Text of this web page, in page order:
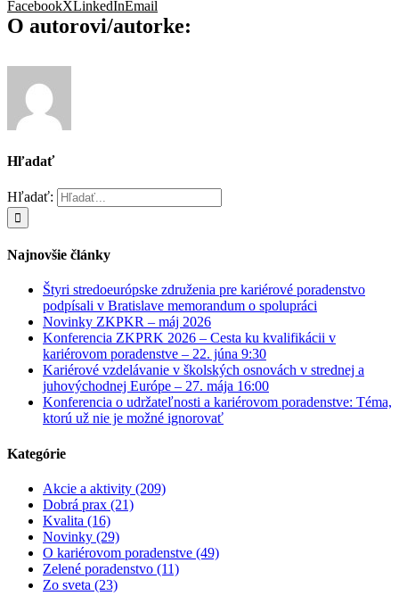
FacebookXLinkedInEmail
O autorovi/autorke:
Hľadať
Hľadať:
Najnovšie články
Štyri stredoeurópske združenia pre kariérové poradenstvo
podpísali v Bratislave memorandum o spolupráci
Novinky ZKPKR – máj 2026
Konferencia ZKPRK 2026 – Cesta ku kvalifikácii v
kariérovom poradenstve – 22. júna 9:30
Kariérové vzdelávanie v školských osnovách v strednej a
juhovýchodnej Európe – 27. mája 16:00
Konferencia o udržateľnosti a kariérovom poradenstve: Téma,
ktorú už nie je možné ignorovať
Kategórie
Akcie a aktivity (209)
Dobrá prax (21)
Kvalita (16)
Novinky (29)
O kariérovom poradenstve (49)
Zelené poradenstvo (11)
Zo sveta (23)